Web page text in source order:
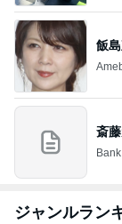
飯
斎
ジャンルラン